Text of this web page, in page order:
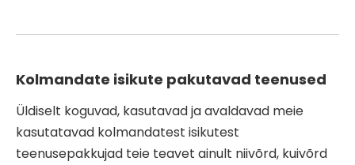
Kolmandate isikute pakutavad teenused
Üldiselt koguvad, kasutavad ja avaldavad meie
kasutatavad kolmandatest isikutest
teenusepakkujad teie teavet ainult niivõrd, kuivõrd